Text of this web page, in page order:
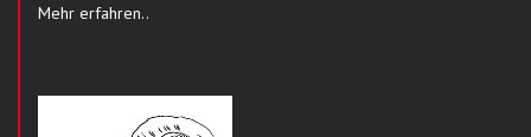
Mehr erfahren..